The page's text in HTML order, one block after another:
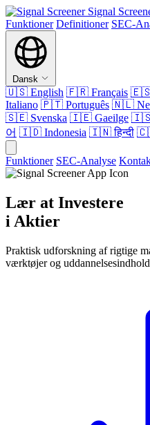
Signal
Funktioner Definitioner SEC-
Dansk
🇺🇸 English 🇫🇷 Français
Italiano 🇵🇹 Português 🇳🇱
🇸🇪 Svenska 🇮🇪 Gaeilge
어 🇮🇩 Indonesia 🇮🇳हिन्दी
Funktioner SEC-Analyse
Lær at Investere
i Aktier
Praktisk udforskning af rigtige
værktøjer og